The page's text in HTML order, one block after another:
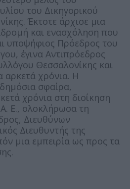
του Δικηγορικού
Έκτοτε άρχισε μια
και ενασχόληση που
υποψήφιος Πρόεδρος του
έγινα Αντιπρόεδρος
Θεσσαλονίκης και
αρκετά χρόνια. Η
σφαίρα,
χρόνια στη διοίκηση
Ε., ολοκλήρωσα τη
Διευθύνων
Διευθυντής της
μια εμπειρία ως προς τα